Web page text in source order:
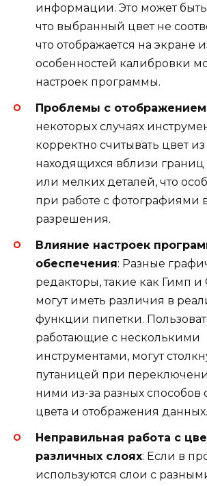
информации. Это может быть
что выбранный цвет не
что отображается на экране
особенностей калибровки
настроек программы.
Проблемы с отображением
некоторых случаях
корректно считывать цвет из
находящихся вблизи
или мелких деталей, что
при работе с фотографиями
разрешения.
Влияние настроек
обеспечения: Разные
редакторы, такие как Гимп
могут иметь различия в
функции пипетки.
работающие с несколькими
инструментами, могут
путаницей при
ними из-за разных способов
цвета и отображения данных.
Неправильная работа с
различных слоях: Если в
используются слои с